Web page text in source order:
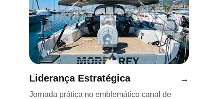
Liderança Estratégica
Jornada prática no emblemático canal de
→